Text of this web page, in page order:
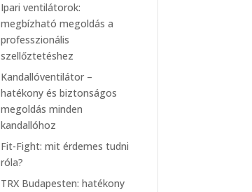
Ipari ventilátorok:
megbízható megoldás a
professzionális
szellőztetéshez
Kandallóventilátor –
hatékony és biztonságos
megoldás minden
kandallóhoz
Fit-Fight: mit érdemes tudni
róla?
TRX Budapesten: hatékony